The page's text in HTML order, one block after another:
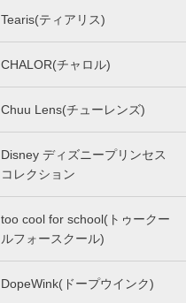
Tearis(ティアリス)
CHALOR(チャロル)
Chuu Lens(チューレンズ)
Disney ディズニープリンセス
コレクション
too cool for school(トゥークー
ルフォースクール)
DopeWink(ドープウインク)